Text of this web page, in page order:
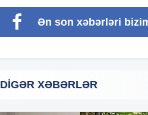
Ən son xəbərləri
DIGƏR XƏBƏRLƏR